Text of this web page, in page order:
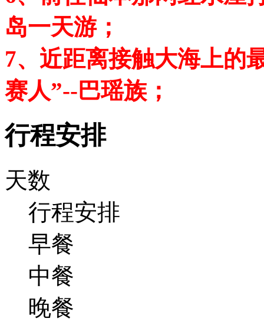
岛一天游；
7、近距离接触大海上的
赛人”--巴瑶族；
行程安排
天数
行程安排
早餐
中餐
晚餐